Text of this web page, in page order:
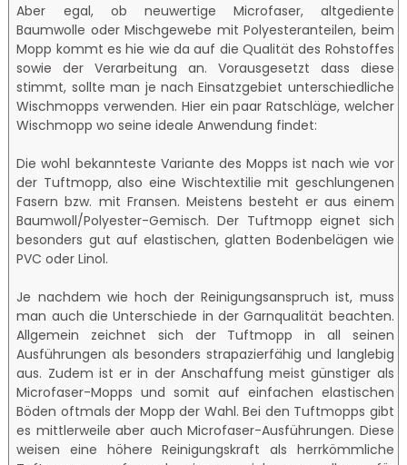
Aber egal, ob neuwertige Microfaser, altgediente
Baumwolle oder Mischgewebe mit Polyesteranteilen, beim
Mopp kommt es hie wie da auf die Qualität des Rohstoffes
sowie der Verarbeitung an. Vorausgesetzt dass diese
stimmt, sollte man je nach Einsatzgebiet unterschiedliche
Wischmopps verwenden. Hier ein paar Ratschläge, welcher
Wischmopp wo seine ideale Anwendung findet:
Die wohl bekannteste Variante des Mopps ist nach wie vor
der Tuftmopp, also eine Wischtextilie mit geschlungenen
Fasern bzw. mit Fransen. Meistens besteht er aus einem
Baumwoll/Polyester-Gemisch. Der Tuftmopp eignet sich
besonders gut auf elastischen, glatten Bodenbelägen wie
PVC oder Linol.
Je nachdem wie hoch der Reinigungsanspruch ist, muss
man auch die Unterschiede in der Garnqualität beachten.
Allgemein zeichnet sich der Tuftmopp in all seinen
Ausführungen als besonders strapazierfähig und langlebig
aus. Zudem ist er in der Anschaffung meist günstiger als
Microfaser-Mopps und somit auf einfachen elastischen
Böden oftmals der Mopp der Wahl. Bei den Tuftmopps gibt
es mittlerweile aber auch Microfaser-Ausführungen. Diese
weisen eine höhere Reinigungskraft als herrkömmliche